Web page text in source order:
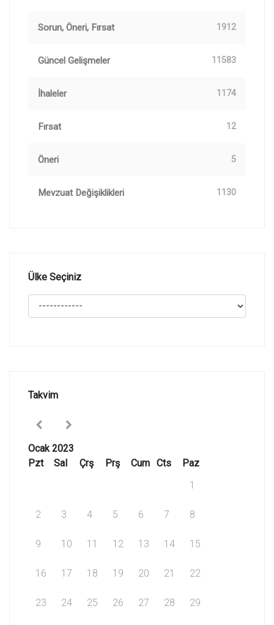
Sorun, Öneri, Fırsat 1912
Güncel Gelişmeler 11583
İhaleler 1174
Fırsat 12
Öneri 5
Mevzuat Değişiklikleri 1130
Ülke Seçiniz
Takvim
Ocak 2023
Pzt
Sal Çrş Prş Cum Cts
Paz
1
2 3 4 5 6 7 8
9 10 11 12 13 14 15
16 17 18 19 20 21 22
23 24 25 26 27 28 29